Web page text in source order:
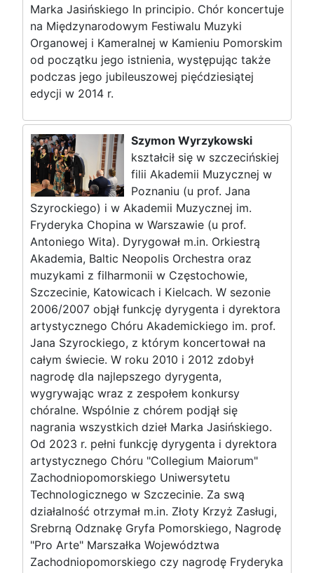
Marka Jasińskiego In principio. Chór koncertuje
na Międzynarodowym Festiwalu Muzyki
Organowej i Kameralnej w Kamieniu Pomorskim
od początku jego istnienia, występując także
podczas jego jubileuszowej pięćdziesiątej
edycji w 2014 r.
Szymon Wyrzykowski
kształcił się w szczecińskiej
filii Akademii Muzycznej w
Poznaniu (u prof. Jana
Szyrockiego) i w Akademii Muzycznej im.
Fryderyka Chopina w Warszawie (u prof.
Antoniego Wita). Dyrygował m.in. Orkiestrą
Akademia, Baltic Neopolis Orchestra oraz
muzykami z filharmonii w Częstochowie,
Szczecinie, Katowicach i Kielcach. W sezonie
2006/2007 objął funkcję dyrygenta i dyrektora
artystycznego Chóru Akademickiego im. prof.
Jana Szyrockiego, z którym koncertował na
całym świecie. W roku 2010 i 2012 zdobył
nagrodę dla najlepszego dyrygenta,
wygrywając wraz z zespołem konkursy
chóralne. Wspólnie z chórem podjął się
nagrania wszystkich dzieł Marka Jasińskiego.
Od 2023 r. pełni funkcję dyrygenta i dyrektora
artystycznego Chóru "Collegium Maiorum"
Zachodniopomorskiego Uniwersytetu
Technologicznego w Szczecinie. Za swą
działalność otrzymał m.in. Złoty Krzyż Zasługi,
Srebrną Odznakę Gryfa Pomorskiego, Nagrodę
"Pro Arte" Marszałka Województwa
Zachodniopomorskiego czy nagrodę Fryderyka